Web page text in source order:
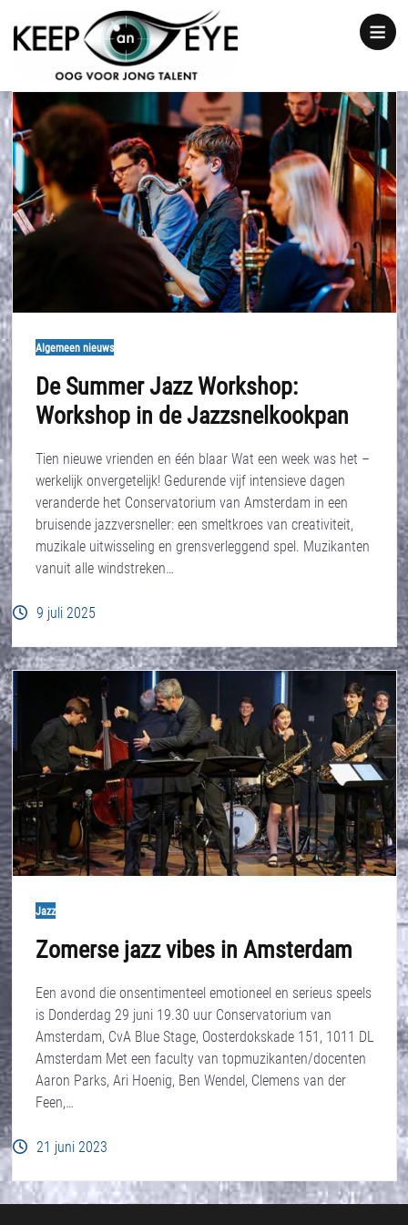
Show
notice
Algemeen nieuws
De Summer Jazz Workshop:
Workshop in de Jazzsnelkookpan
Tien nieuwe vrienden en één blaar Wat een week was het –
werkelijk onvergetelijk! Gedurende vijf intensieve dagen
veranderde het Conservatorium van Amsterdam in een
bruisende jazzversneller: een smeltkroes van creativiteit,
muzikale uitwisseling en grensverleggend spel. Muzikanten
vanuit alle windstreken…
9 juli 2025
Jazz
Zomerse jazz vibes in Amsterdam
Een avond die onsentimenteel emotioneel en serieus speels
is Donderdag 29 juni 19.30 uur Conservatorium van
Amsterdam, CvA Blue Stage, Oosterdokskade 151, 1011 DL
Amsterdam Met een faculty van topmuzikanten/docenten
Aaron Parks, Ari Hoenig, Ben Wendel, Clemens van der
Feen,…
21 juni 2023